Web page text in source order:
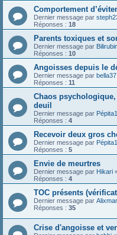
Comportement
Dernier message par
Réponses : 18
Parents toxiques et
Dernier message par
Réponses : 10
Angoisses depuis le
Dernier message par bella37
Réponses : 11
Chaos
deuil
Dernier message par
Réponses : 4
Recevoir deux gros
Dernier message par
Réponses : 5
Envie de meurtres
Dernier message par Hikari
Réponses : 4
TOC présents
Dernier message par
Réponses : 35
Crise d'angoisse et